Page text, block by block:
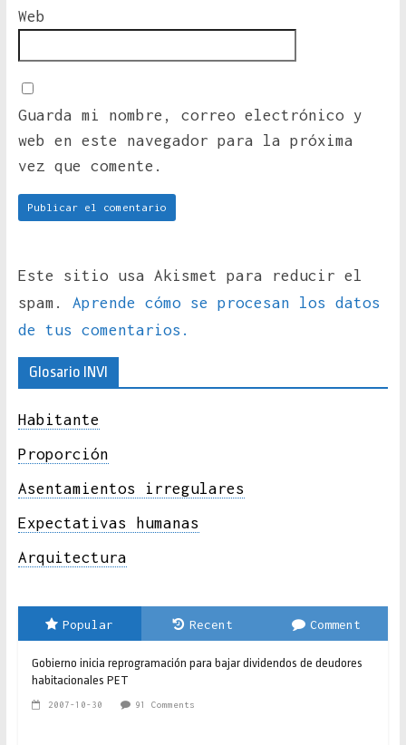
Web
Guarda mi nombre, correo electrónico y
web en este navegador para la próxima
vez que comente.
Este sitio usa Akismet para reducir el
spam. Aprende cómo se procesan los datos
de tus comentarios.
Glosario INVI
Habitante
Proporción
Asentamientos irregulares
Expectativas humanas
Arquitectura
Popular Recent Comment
Gobierno inicia reprogramación para bajar dividendos de deudores
habitacionales PET
2007-10-30 91 Comments